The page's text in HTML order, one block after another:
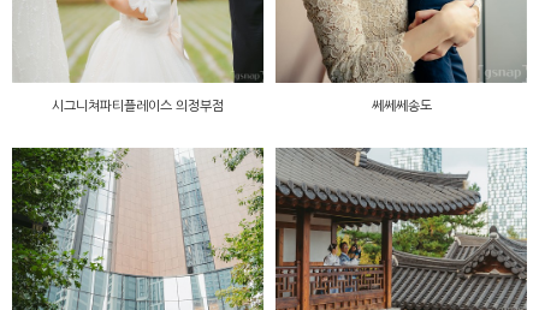
쎄쎄쎄송도
시그니쳐파티플레이스 의정부점